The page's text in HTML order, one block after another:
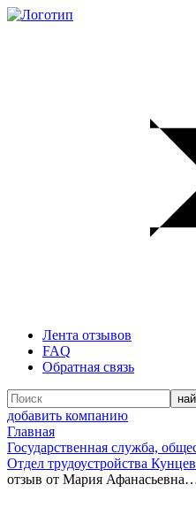
Лента отзывов
FAQ
Обратная связь
добавить компанию
Главная
Государственная служба,
Отдел трудоустройства
отзыв от Мария